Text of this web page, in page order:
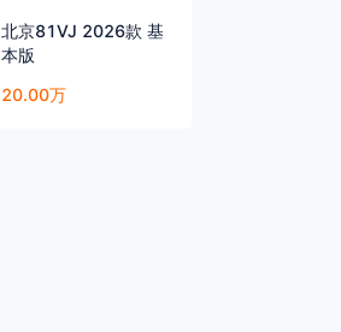
北京81VJ 2026款 基
本版
20.00万